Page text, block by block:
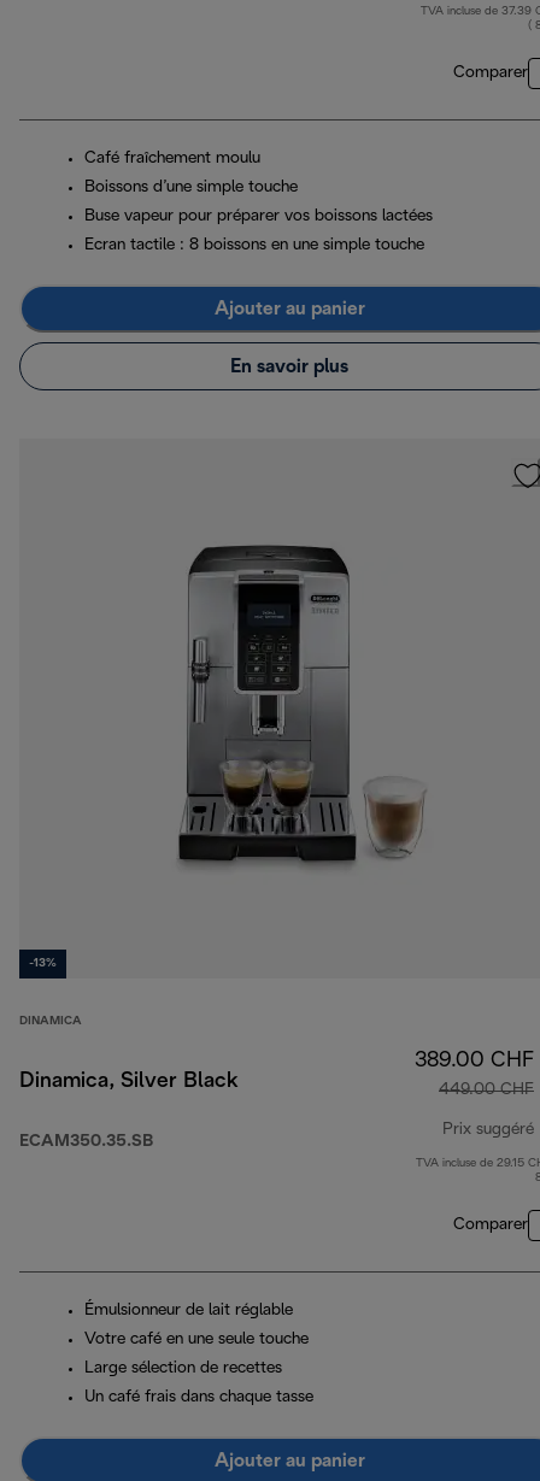
TVA incluse de 37.39
(
Comparer
Café fraîchement moulu
Boissons d’une simple touche
Buse vapeur pour préparer vos boissons lactées
Ecran tactile : 8 boissons en une simple touche
Ajouter au panier
En savoir plus
-13%
DINAMICA
Dinamica, Silver Black
ECAM350.35.SB
389.00 CHF
449.00 CHF
Prix suggéré
TVA incluse de 29.15
Comparer
Émulsionneur de lait réglable
Votre café en une seule touche
Large sélection de recettes
Un café frais dans chaque tasse
Ajouter au panier